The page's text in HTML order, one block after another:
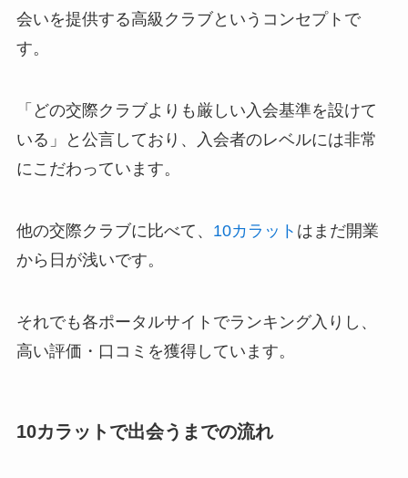
会いを提供する高級クラブというコンセプトで
す。
「どの交際クラブよりも厳しい入会基準を設けて
いる」と公言しており、入会者のレベルには非常
にこだわっています。
他の交際クラブに比べて、 10カラット はまだ開業
から日が浅いです。
それでも各ポータルサイトでランキング入りし、
高い評価・口コミを獲得しています。
10カラットで出会うまでの流れ